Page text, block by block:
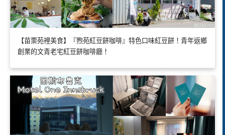
【苗栗苑裡美食】『煦苑紅豆餅咖啡』特色口味紅豆餅！青年返鄉
創業的文青老宅紅豆餅咖啡廳！